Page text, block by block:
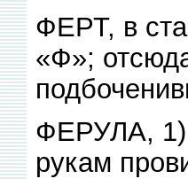
ФЕРТ, в
«Ф»;
ФЕРУЛА, 1)
рукам